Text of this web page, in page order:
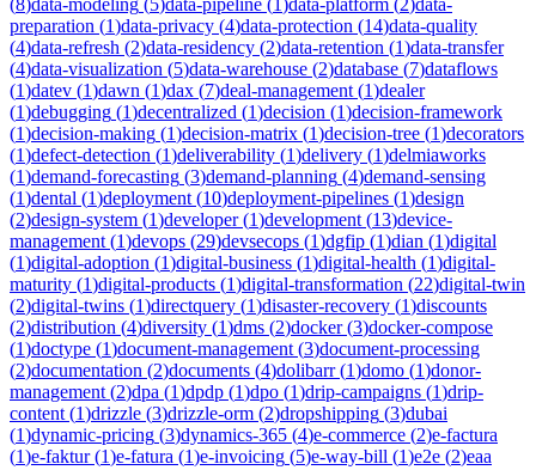
preparation (1)data-privacy (4)data-protection (14)data-quality
(4)data-refresh (2)data-residency (2)data-retention (1)data-transfer
(4)data-visualization (5)data-warehouse (2)database (7)dataflows
(1)datev (1)dawn (1)dax (7)deal-management (1)dealer
(1)debugging (1)decentralized (1)decision (1)decision-framework
(1)decision-making (1)decision-matrix (1)decision-tree (1)decorators
(1)defect-detection (1)deliverability (1)delivery (1)delmiaworks
(1)demand-forecasting (3)demand-planning (4)demand-sensing
(1)dental (1)deployment (10)deployment-pipelines (1)design
(2)design-system (1)developer(1)development (13)device-
management (1)devops (29)devsecops (1)dgfip (1)dian (1)digital
(1)digital-adoption (1)digital-business (1)digital-health (1)digital-
maturity (1)digital-products (1)digital-transformation (22)digital-twin
(2)digital-twins (1)directquery (1)disaster-recovery (1)discounts
(2)distribution (4)diversity (1)dms (2)docker(3)docker-compose
(1)doctype (1)document-management (3)document-processing
(2)documentation (2)documents (4)dolibarr(1)domo (1)donor-
management (2)dpa (1)dpdp (1)dpo (1)drip-campaigns (1)drip-
content (1)drizzle (3)drizzle-orm (2)dropshipping (3)dubai
(1)dynamic-pricing (3)dynamics-365 (4)e-commerce (2)e-factura
(1)e-faktur(1)e-fatura (1)e-invoicing (5)e-way-bill (1)e2e (2)eaa